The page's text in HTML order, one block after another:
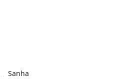
Sanha